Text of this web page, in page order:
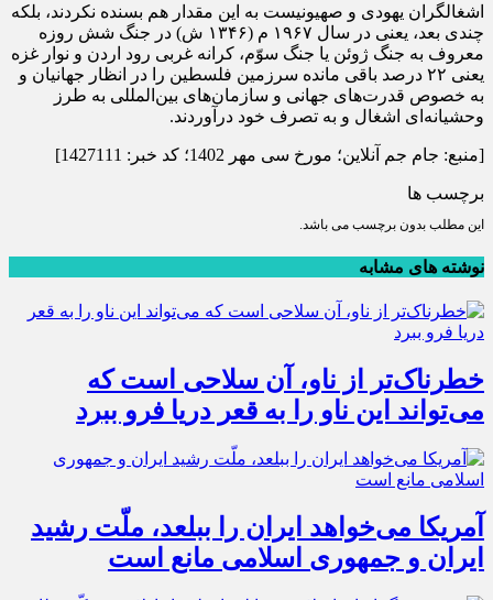
اشغالگران یهودی و صهیونیست به این مقدار هم بسنده نکردند، بلکه
چندی بعد، یعنی در سال ۱۹۶۷ م (۱۳۴۶ ش) در جنگ شش روزه
معروف به جنگ ژوئن یا جنگ سوّم، کرانه غربی رود اردن و نوار غزه
یعنی ۲۲ درصد باقی مانده سرزمین فلسطین را در انظار جهانیان و
به خصوص قدرت‌های جهانی و سازمان‌های بین‌المللی به طرز
وحشیانه‌ای اشغال و به تصرف خود درآوردند.
[منبع: جام جم آنلاین؛ مورخ سی مهر 1402؛ کد خبر: 1427111]
برچسب ها
این مطلب بدون برچسب می باشد.
نوشته های مشابه
خطرناک‌تر از ناو، آن سلاحی است که
می‌تواند این ناو را به قعر دریا فرو ببرد
آمریکا می‌خواهد ایران را ببلعد، ملّت رشید
ایران و جمهوری اسلامی مانع است